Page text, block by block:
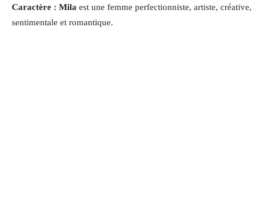
Caractère : Mila est une femme perfectionniste, artiste, créative,
sentimentale et romantique.